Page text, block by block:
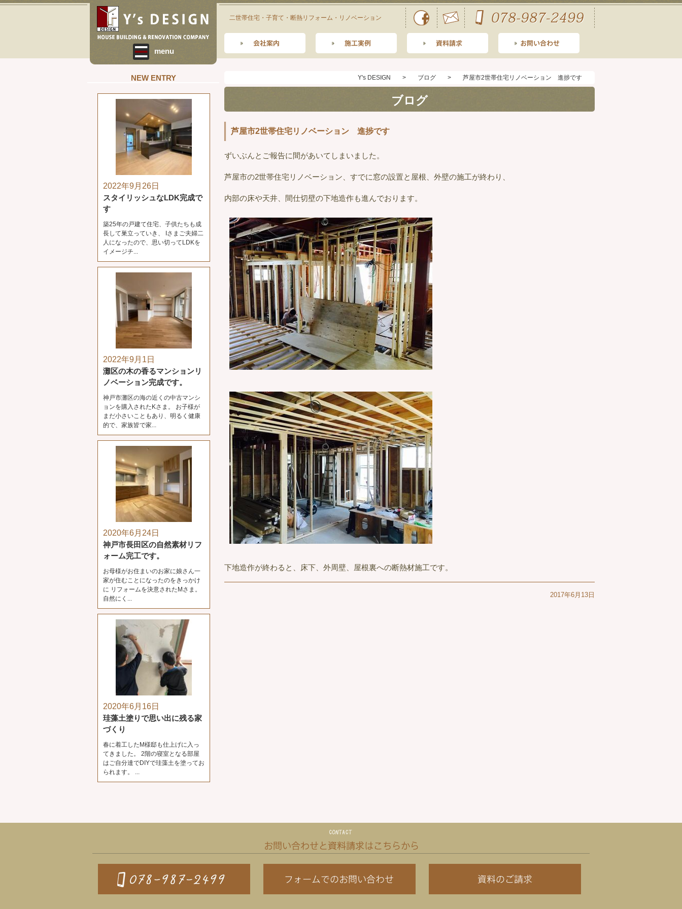
menu
二世帯住宅・子育て・断熱リフォーム・リノベーション
Y's DESIGN > ブログ > 芦屋市2世帯住宅リノベーション 進捗です
ブログ
芦屋市2世帯住宅リノベーション 進捗です
ずいぶんとご報告に間があいてしまいました。
芦屋市の2世帯住宅リノベーション、すでに窓の設置と屋根、外壁の施工が終わり、
内部の床や天井、間仕切壁の下地造作も進んでおります。
下地造作が終わると、床下、外周壁、屋根裏への断熱材施工です。
2017年6月13日
NEW ENTRY
2022年9月26日
スタイリッシュなLDK完成で
す
築25年の戸建て住宅、子供たちも成
長して巣立っていき、 Iさまご夫婦二
人になったので、思い切ってLDKを
イメージチ...
2022年9月1日
灘区の木の香るマンションリ
ノベーション完成です。
神戸市灘区の海の近くの中古マンシ
ョンを購入されたKさま。 お子様が
まだ小さいこともあり、明るく健康
的で、家族皆で家...
2020年6月24日
神戸市長田区の自然素材リフ
ォーム完工です。
お母様がお住まいのお家に娘さん一
家が住むことになったのをきっかけ
に リフォームを決意されたMさま。
自然にく...
2020年6月16日
珪藻土塗りで思い出に残る家
づくり
春に着工したM様邸も仕上げに入っ
てきました。 2階の寝室となる部屋
はご自分達でDIYで珪藻土を塗ってお
られます。 ...